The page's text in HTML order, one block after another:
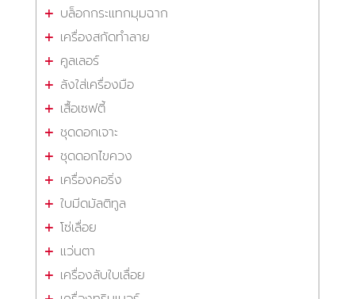
บล็อกกระแทกมุมฉาก
เครื่องสกัดทำลาย
คูลเลอร์
ลังใส่เครื่องมือ
เสื้อเซฟตี้
ชุดดอกเจาะ
ชุดดอกไขควง
เครื่องคอริ่ง
ใบมีดมัลติทูล
โซ่เลื่อย
แว่นตา
เครื่องลับใบเลื่อย